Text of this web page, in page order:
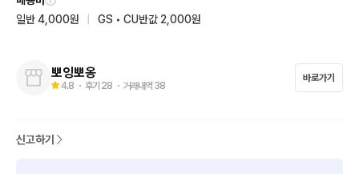
일반 4,000원
GS • CU반값 2,000원
뽀잉뽀옹
4.8 ・ 후기 28 ・ 거래내역 38
바로가기
신고하기